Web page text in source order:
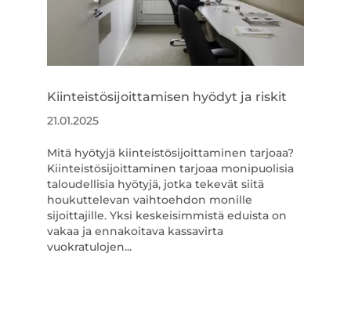
Kiinteistösijoittamisen hyödyt ja riskit
21.01.2025
Mitä hyötyjä kiinteistösijoittaminen tarjoaa?
Kiinteistösijoittaminen tarjoaa monipuolisia
taloudellisia hyötyjä, jotka tekevät siitä
houkuttelevan vaihtoehdon monille
sijoittajille. Yksi keskeisimmistä eduista on
vakaa ja ennakoitava kassavirta
vuokratulojen...